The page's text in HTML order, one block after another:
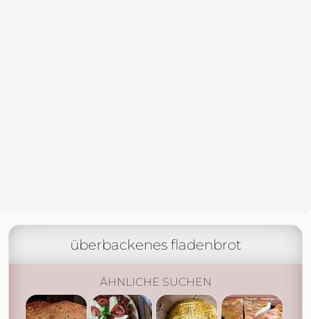
überbackenes fladenbrot
ÄHNLICHE SUCHEN